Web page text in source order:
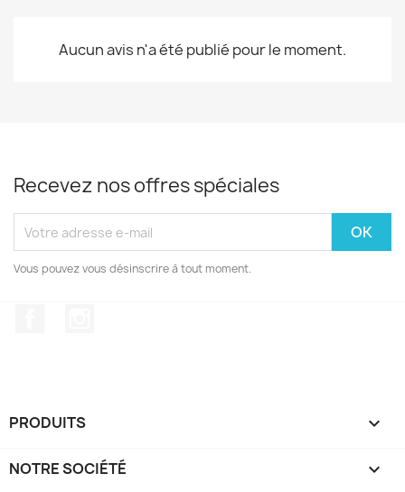
Aucun avis n'a été publié pour le moment.
Recevez nos offres spéciales
Vous pouvez vous désinscrire à tout moment.
PRODUITS 
NOTRE SOCIÉTÉ 